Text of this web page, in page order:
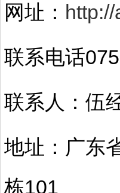
网址：
联系电话
联系人：伍
地址：广东
栋101